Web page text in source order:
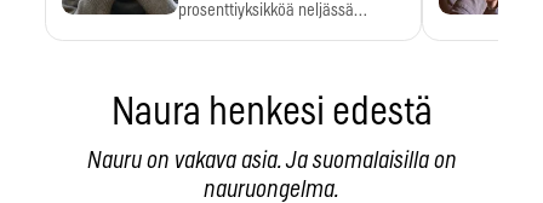
prosenttiyksikköä neljässä
Naura henkesi edestä
Nauru on vakava asia. Ja suomalaisilla on
nauruongelma.